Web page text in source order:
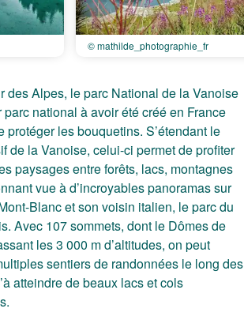
© mathilde_photographie_fr
Alpes, le parc National de la Vanoise
parc national à avoir été créé en France
protéger les bouquetins. S’étendant le
de la Vanoise, celui-ci permet de profiter
paysages entre forêts, lacs, montagnes
vue à d’incroyables panoramas sur
Blanc et son voisin italien, le parc du
Avec 107 sommets, dont le Dômes de
les 3 000 m d’altitudes, on peut
sentiers de randonnées le long des
atteindre de beaux lacs et cols